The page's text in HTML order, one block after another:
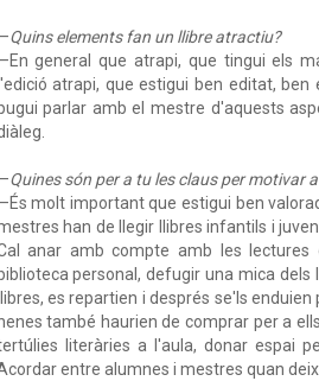
Quins elements fan un llibre atractiu?
general que atrapi, que tingui els
atrapi, que estigui ben editat,
parlar amb el mestre d'aquests
Quines són per a tu les claus per motivar
molt important que estigui ben
han de llegir llibres infantils i
anar amb compte amb les lectures
personal, defugir una mica
es repartien i després se'ls
també haurien de comprar per a
literàries a l'aula, donar espai
entre alumnes i mestres quan